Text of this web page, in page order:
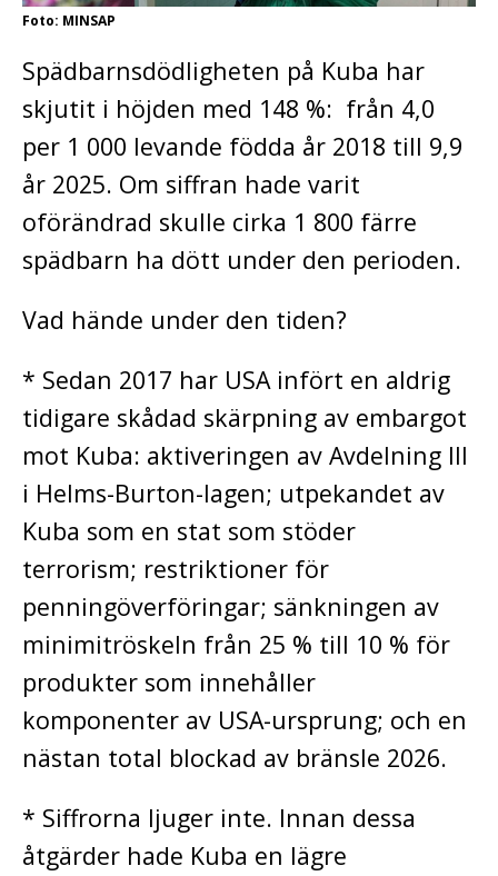
Foto: MINSAP
Spädbarnsdödligheten på Kuba har
skjutit i höjden med 148 %: från 4,0
per 1 000 levande födda år 2018 till 9,9
år 2025. Om siffran hade varit
oförändrad skulle cirka 1 800 färre
spädbarn ha dött under den perioden.
Vad hände under den tiden?
* Sedan 2017 har USA infört en aldrig
tidigare skådad skärpning av embargot
mot Kuba: aktiveringen av Avdelning III
i Helms-Burton-lagen; utpekandet av
Kuba som en stat som stöder
terrorism; restriktioner för
penningöverföringar; sänkningen av
minimitröskeln från 25 % till 10 % för
produkter som innehåller
komponenter av USA-ursprung; och en
nästan total blockad av bränsle 2026.
* Siffrorna ljuger inte. Innan dessa
åtgärder hade Kuba en lägre